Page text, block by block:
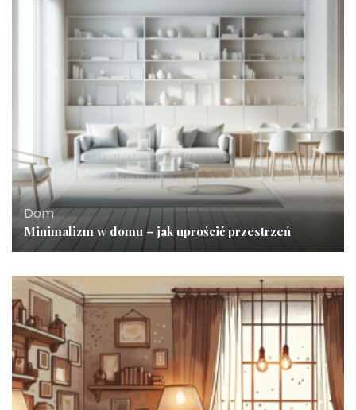
Dom
Minimalizm w domu – jak uprościć przestrzeń